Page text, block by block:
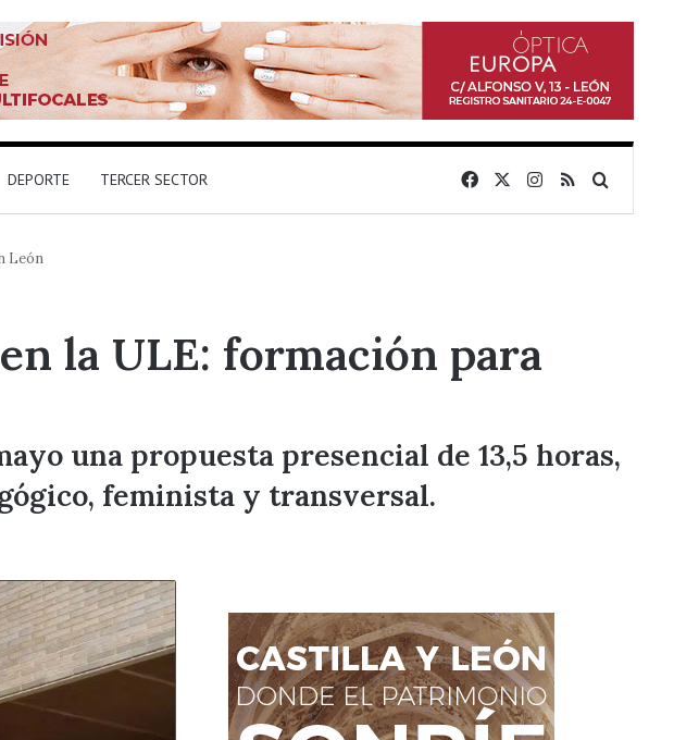
DEPORTE TERCER SECTOR FacebookInstagram
RSS
León
la ULE: formación para
una propuesta presencial de 13,5 horas,
feminista y transversal.